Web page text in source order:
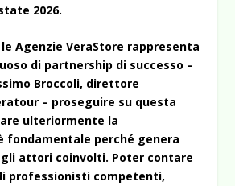
2026.
Agenzie VeraStore rappresenta
di partnership di successo –
Broccoli, direttore
– proseguire su questa
ulteriormente la
fondamentale perché genera
attori coinvolti. Poter contare
professionisti competenti,